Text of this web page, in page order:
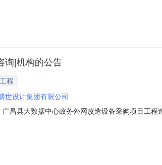
15（个工作日）合同备案时间：5（个工作日
询]机构的公告
工程
世设计集团有限公司
昌县大数据中心政务外网改造设备采购项目工
同时间：15（个工作日）合同备案时间：5（